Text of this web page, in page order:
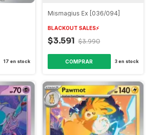
17 en stock
Mismagius Ex [036/094]
BLACKOUT SALES⚡️
$3.591 $3.990
COMPRAR 3en stock